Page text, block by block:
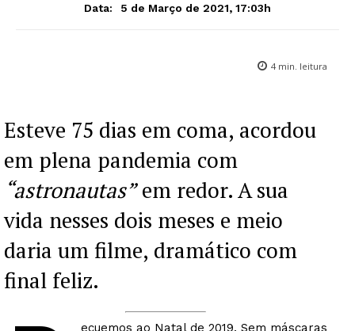
Data:
5 de Março de 2021, 17:03h
4 min. leitura
Esteve 75 dias em coma, acordou
em plena pandemia com
“astronautas”em redor. A sua
vida nesses dois meses e meio
daria um filme, dramático com
final feliz.
ecuemos ao Natal de 2019. Sem máscaras